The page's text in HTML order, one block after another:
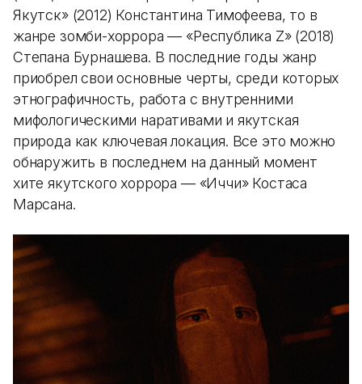
Якутск» (2012) Константина Тимофеева, то в
жанре зомби-хоррора — «Республика Z» (2018)
Степана Бурнашева. В последние годы жанр
приобрел свои основные черты, среди которых
этнографичность, работа с внутренними
мифологическими наративами и якутская
природа как ключевая локация. Все это можно
обнаружить в последнем на данный момент
хите якутского хоррора — «Иччи» Костаса
Марсана.